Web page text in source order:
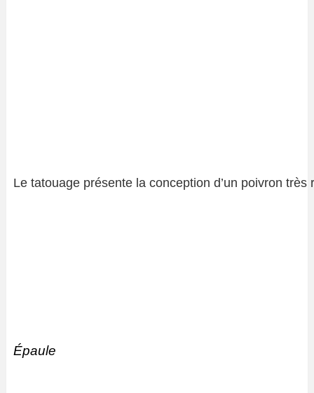
Le tatouage présente la conception d’un poivron très
Épaule